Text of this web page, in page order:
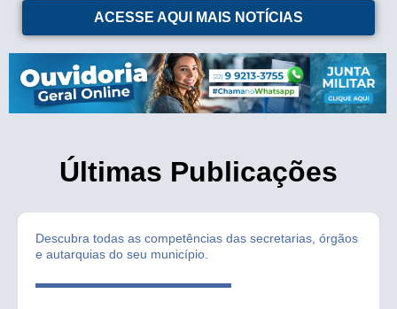
ACESSE AQUI MAIS NOTÍCIAS
Últimas Publicações
Descubra todas as competências das secretarias, órgãos
e autarquias do seu município.